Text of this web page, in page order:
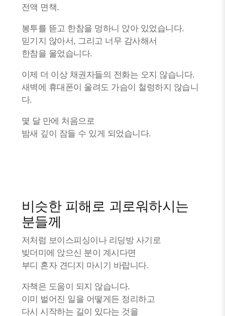
전액 면책.
봉투를 뜯고 한참을 멍하니 앉아 있었습니다.
믿기지 않아서, 그리고 너무 감사해서
한참을 울었습니다.
이제 더 이상 채권자들의 전화는 오지 않습니다.
새벽에 휴대폰이 울려도 가슴이 철렁하지 않습니
다.
몇 달 만에 처음으로
밤새 깊이 잠들 수 있게 되었습니다.
비슷한 피해로 괴로워하시는
분들께
저처럼 보이스피싱이나 리딩방 사기로
빚더미에 앉으신 분이 계시다면
부디 혼자 견디지 마시기 바랍니다.
자책은 도움이 되지 않습니다.
이미 벌어진 일을 어떻게든 정리하고
다시 시작하는 길이 있다는 것을